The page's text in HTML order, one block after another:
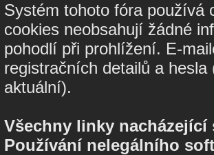
Systém tohoto fóra používá
cookies neobsahují žádné
pohodlí při prohlížení. E-
registračních detailů a
aktuální).
Všechny linky nacházející
Používání nelegálního